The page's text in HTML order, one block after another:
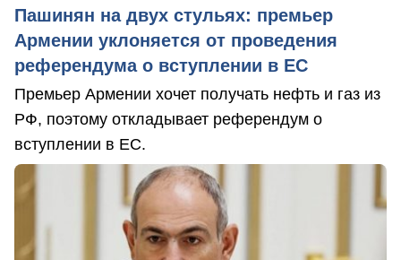
Пашинян на двух стульях: премьер
Армении уклоняется от проведения
референдума о вступлении в ЕС
Премьер Армении хочет получать нефть и газ из
РФ, поэтому откладывает референдум о
вступлении в ЕС.